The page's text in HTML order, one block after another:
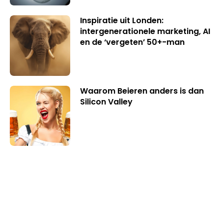
Inspiratie uit Londen:
intergenerationele marketing, AI
en de ‘vergeten’ 50+-man
Waarom Beieren anders is dan
Silicon Valley